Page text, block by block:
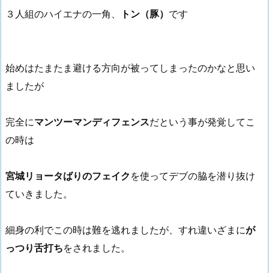
３人組のハイエナの一角、 トン（豚） です
始めはたまたま避ける方向が被ってしまったのかなと思い
ましたが
完全にマンツーマンディフェンスだという事が発覚してこ
の時は
宮城リョータばりのフェイク を使ってデブの脇を潜り抜け
ていきました。
細身の利でこの時は難を逃れましたが、すれ違いざまにが
っつり舌打ちをされました。